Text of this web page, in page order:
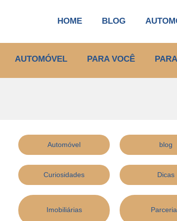
HOME BLOG
AUTOMÓVEL PARA VOCÊ
Automóvel blog
Curiosidades Dicas
Imobiliárias